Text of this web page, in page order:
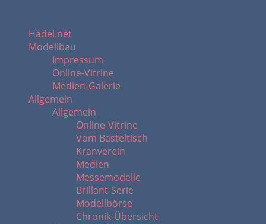
Hadel.net
Modellbau
Impressum
Online-Vitrine
Medien-Galerie
Allgemein
Allgemein
Online-Vitrine
Vom Basteltisch
Kranverein
Medien
Messemodelle
Brillant-Serie
Modellbörse
Chronik-Übersicht